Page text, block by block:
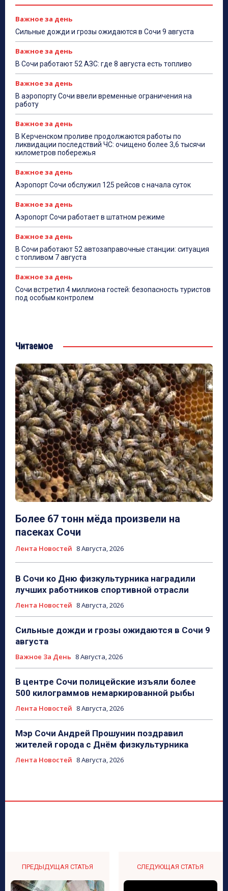
Важное за день
Сильные дожди и грозы ожидаются в Сочи 9 августа
Важное за день
В Сочи работают 52 АЗС: где 8 августа есть топливо
Важное за день
В аэропорту Сочи ввели временные ограничения на
работу
Важное за день
В Керченском проливе продолжаются работы по
ликвидации последствий ЧС: очищено более 3,6 тысячи
километров побережья
Важное за день
Аэропорт Сочи обслужил 125 рейсов с начала суток
Важное за день
Аэропорт Сочи работает в штатном режиме
Важное за день
В Сочи работают 52 автозаправочные станции: ситуация
с топливом 7 августа
Важное за день
Сочи встретил 4 миллиона гостей: безопасность туристов
под особым контролем
Читаемое
Более 67 тонн мёда произвели на
пасеках Сочи
Лента Новостей 8 Августа, 2026
В Сочи ко Дню физкультурника наградили
лучших работников спортивной отрасли
Лента Новостей 8 Августа, 2026
Сильные дожди и грозы ожидаются в Сочи 9
августа
Важное За День 8 Августа, 2026
В центре Сочи полицейские изъяли более
500 килограммов немаркированной рыбы
Лента Новостей 8 Августа, 2026
Мэр Сочи Андрей Прошунин поздравил
жителей города с Днём физкультурника
Лента Новостей 8 Августа, 2026
ПРЕДЫДУЩАЯ СТАТЬЯ СЛЕДУЮЩАЯ СТАТЬЯ